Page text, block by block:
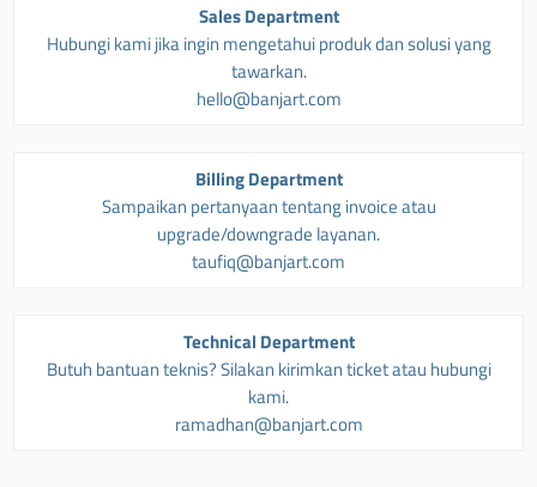
Sales Department
Hubungi kami jika ingin mengetahui produk dan solusi yang
tawarkan.
hello@banjart.com
Billing Department
Sampaikan pertanyaan tentang invoice atau
upgrade/downgrade layanan.
taufiq@banjart.com
Technical Department
Butuh bantuan teknis? Silakan kirimkan ticket atau hubungi
kami.
ramadhan@banjart.com